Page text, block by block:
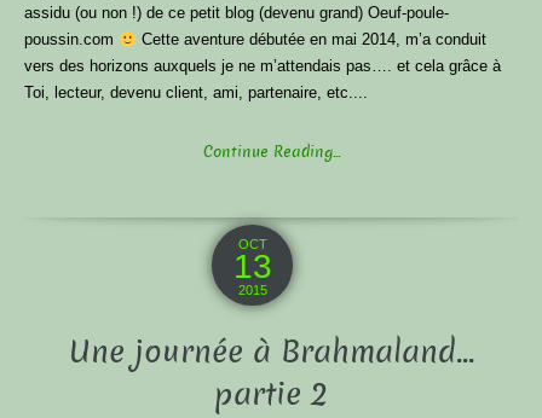
assidu (ou non !) de ce petit blog (devenu grand) Oeuf-poule-
poussin.com
Cette aventure débutée en mai 2014, m’a conduit
vers des horizons auxquels je ne m’attendais pas…. et cela grâce à
Toi, lecteur, devenu client, ami, partenaire, etc....
Continue Reading...
OCT
13
2015
Une journée à Brahmaland…
partie 2